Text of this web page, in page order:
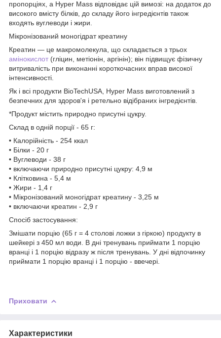
пропорціях, а Hyper Mass відповідає цій вимозі: на додаток до
високого вмісту білків, до складу його інгредієнтів також
входять вуглеводи і жири.
Мікронізований моногідрат креатину
Креатин — це макромолекула, що складається з трьох
амінокислот (гліцин, метіонін, аргінін); він підвищує фізичну
витривалість при виконанні короткочасних вправ високої
інтенсивності.
Як і всі продукти BioTechUSA, Hyper Mass виготовлений з
безпечних для здоров'я і ретельно відібраних інгредієнтів.
*Продукт містить природно присутні цукру.
Склад в одній порції - 65 г:
• Калорійність - 254 ккал
• Білки - 20 г
• Вуглеводи - 38 г
• включаючи природно присутні цукру: 4,9 м
• Клітковина - 5,4 м
• Жири - 1,4 г
• Мікронізований моногідрат креатину - 3,25 м
• включаючи креатин - 2,9 г
Спосіб застосування:
Змішати порцію (65 г = 4 столові ложки з гіркою) продукту в
шейкері з 450 мл води. В дні тренувань приймати 1 порцію
вранці і 1 порцію відразу ж після тренувань. У дні відпочинку
приймати 1 порцію вранці і 1 порцію - ввечері.
Приховати
Характеристики